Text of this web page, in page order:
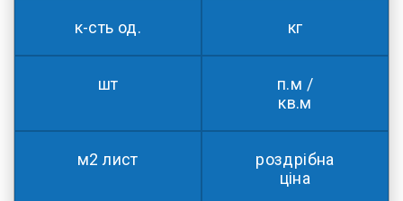
к-сть од. кг
шт
п.м /
кв.м
м2 лист
роздрібна
ціна